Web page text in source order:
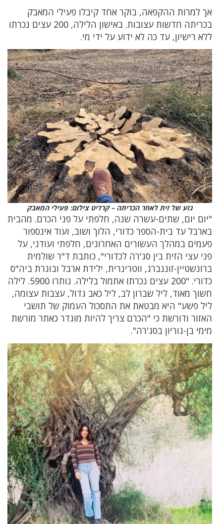
אך למרות ההקפאה, בוקר אחד קיבלו פעילי המאבק
בכריתה חדשות עצובות. באישון הלילה, 200 עצים נכרתו
ללא רישיון, עד כה לא ידוע על ידי מי.
גזע של זית לאחר הכריתה – קרדיט צילום: פעילי המאבק
"יום יום, שתים-עשרה שנה, חלפתי על פני הכרם. מהבית
בארבל עד בית-הספר כדורי, הלוך ושוב, ועוד אינספור
פעמים במהלך העשורים האחרונים, חלפתי ועודני, על
פני עצי הזית בין סג'רה לכדורי", כותבת ד"ר שולמית
ברונשטיין-זוננברג, ווטרינרית, ילידת ארבל ובוגרת ביה"ס
כדורי. "200 עצים נכרתו אתמול בלילה. נותרו 5900. לילה
חשוך מאוד, ליל שברון לב, ליל כאב גדול, עצבות עצומה,
ליל פשע" היא מבטאת את התסכול העמוק של תושבי
האזור ודורשת כי "הכרם צריך להיות מוגדר כאתר מורשת
מימי בן-גוריון בסג'רה".